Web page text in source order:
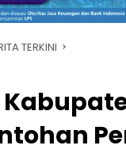
TERKINI